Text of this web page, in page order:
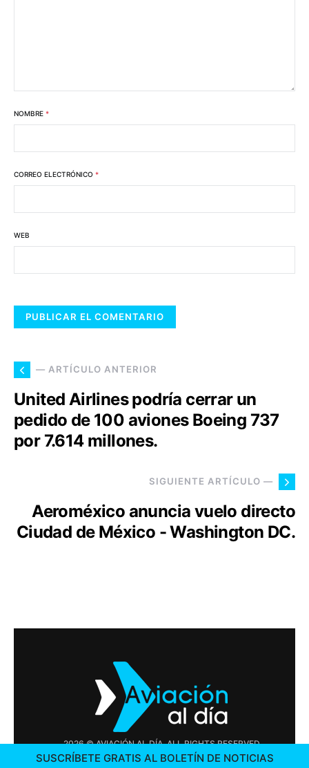
NOMBRE *
CORREO ELECTRÓNICO *
WEB
— ARTÍCULO ANTERIOR
United Airlines podría cerrar un
pedido de 100 aviones Boeing 737
por 7.614 millones.
SIGUIENTE ARTÍCULO —
Aeroméxico anuncia vuelo directo
Ciudad de México - Washington DC.
2026 © AVIACIÓN AL DÍA. ALL RIGHTS RESERVED
SUSCRÍBETE GRATIS AL BOLETÍN DE NOTICIAS